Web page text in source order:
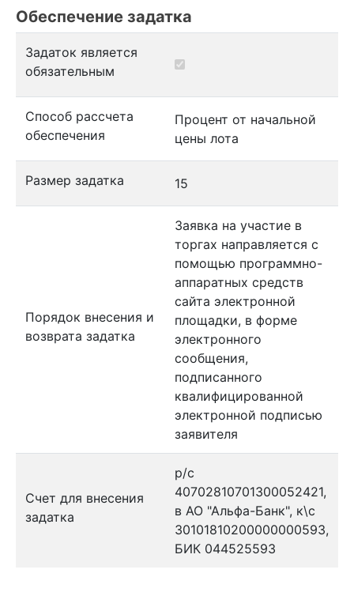
Обеспечение задатка
Задаток является
обязательным
Способ рассчета
обеспечения
Процент от начальной
цены лота
Размер задатка 15
Порядок внесения и
возврата задатка
Заявка на участие в
торгах направляется с
помощью программно-
аппаратных средств
сайта электронной
площадки, в форме
электронного
сообщения,
подписанного
квалифицированной
электронной подписью
заявителя
Счет для внесения
задатка
р/с
40702810701300052421,
в АО "Альфа-Банк", к\с
30101810200000000593,
БИК 044525593